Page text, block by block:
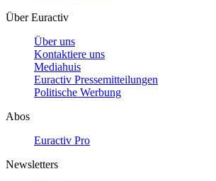
Über Euractiv
Über uns
Kontaktiere uns
Mediahuis
Euractiv Pressemitteilungen
Politische Werbung
Abos
Euractiv Pro
Newsletters